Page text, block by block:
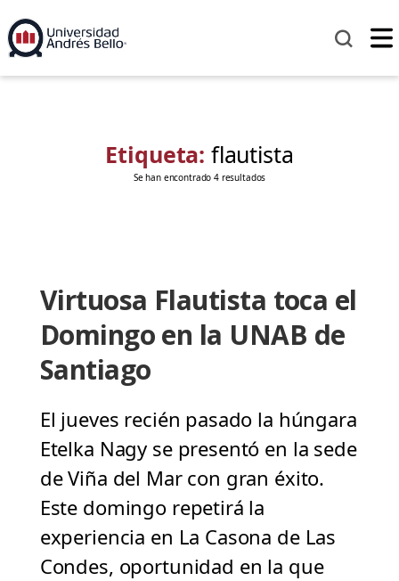
Etiqueta: flautista
Se han encontrado 4 resultados
Virtuosa Flautista toca el
Domingo en la UNAB de
Santiago
El jueves recién pasado la húngara
Etelka Nagy se presentó en la sede
de Viña del Mar con gran éxito.
Este domingo repetirá la
experiencia en La Casona de Las
Condes, oportunidad en la que